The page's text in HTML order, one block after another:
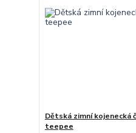
Dětská zimní kojenecká
teepee